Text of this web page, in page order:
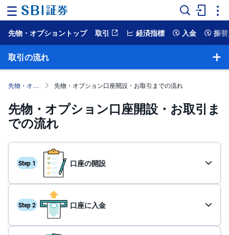
ー
ム
ー
ト
NISA
国
内
株
外
国
株
先物・オプショントップ 取引 経済指標 入金 振
取引の流れ
先物・オプション取引 先物・オプション口座開設・お取引までの流れ
先物・オプション口座開設・お取引ま
での流れ
口座の開設
口座に入金